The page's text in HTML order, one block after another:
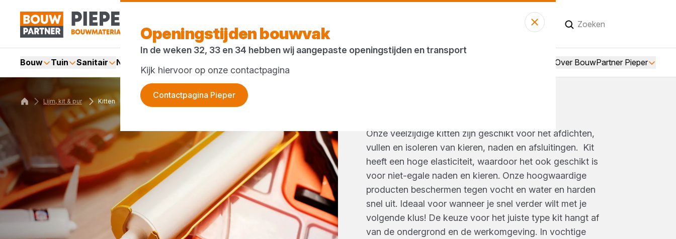
vanaf 07:00 uur
Bouw Tuin Sanitair Nieuws en blog Over BouwPartner Pieper
Onze veelzijdige kitten zijn geschikt voor het afdichten,
vullen en isoleren van kieren, naden en afsluitingen. Kit
heeft een hoge elasticiteit, waardoor het ook geschikt is
voor niet-egale naden en kieren. Onze hoogwaardige
producten beschermen tegen vocht en water en harden
snel uit. Ideaal voor wanneer je snel verder wilt met je
volgende klus! De keuze voor het juiste type kit hangt af
van de ondergrond en de werkomgeving. In vochtige
Lijm, kit & pur Kitten
Openingstijden bouwvak
In de weken 32, 33 en 34 hebben wij aangepaste openingstijden en transport
Kijk hiervoor op onze contactpagina
Contactpagina Pieper